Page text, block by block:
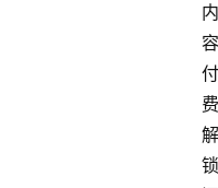
内
容
付
费
解
锁